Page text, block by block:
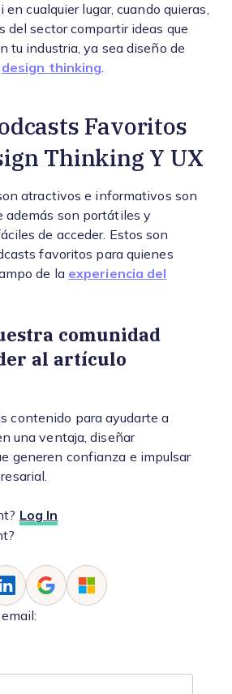
cualquier lugar, cuando quieras,
del sector compartir ideas que
tu industria, ya sea diseño de
design thinking
Favoritos
Thinking Y UX
atractivos e informativos son
además son portátiles y
de acceder. Estos son
favoritos para quienes
de la experiencia del
comunidad
al artículo
contenido para ayudarte a
una ventaja, diseñar
generen confianza e impulsar
Log In